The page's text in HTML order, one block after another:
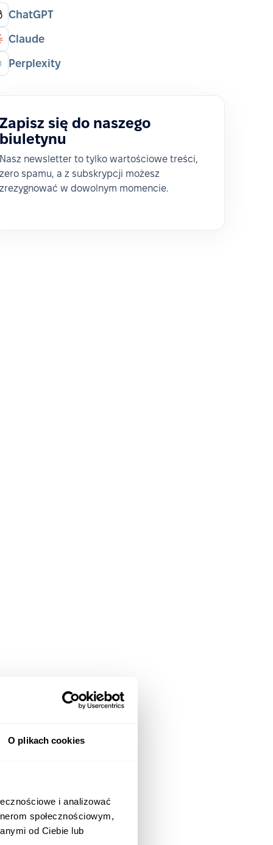
O plikach cookies
i analizować
społecznościowym,
od Ciebie lub
ChatGPT
Claude
Perplexity
się do naszego
newsletter to tylko wartościowe treści,
spamu, a z subskrypcji możesz
w dowolnym momencie.